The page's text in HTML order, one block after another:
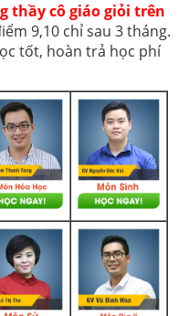
thầy cô giáo giỏi trên
9,10 chỉ sau 3 tháng.
tốt, hoàn trả học phí